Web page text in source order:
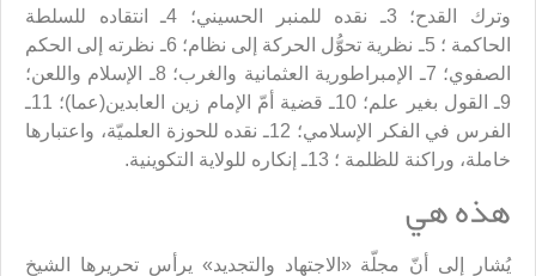
وترك القدح؛ 3ـ نقده للمنبر الحسيني؛ 4ـ انتقاده للسلطة
الحاكمة ؛ 5ـ نظرية تحوُّل الحركة إلى نظام؛ 6ـ نظرته إلى الحكم
الصفوي؛ 7ـ الإمبراطورية العثمانية والغرب؛ 8ـ الإسلام واللعن؛
9ـ القول بغير علم؛ 10ـ قضية أمّ الإمام زين العابدين(عما)؛ 11ـ
الفرس في الفكر الإسلامي؛ 12ـ نقده للحوزة العلميّة، واعتبارها
خاملة، وراكنة للظلمة ؛ 13ـ إنكاره للولاية التكوينية.
هذه هي
يُشار إلى أنّ مجلّة «الاجتهاد والتجديد» يرأس تحريرها الشيخ